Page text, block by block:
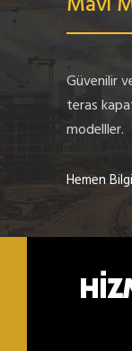
Güvenilir
teras
modelller.
Hemen